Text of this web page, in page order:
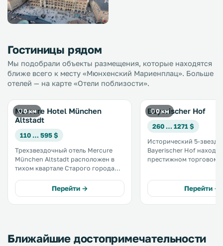
Гостиницы рядом
Мы подобрали объекты размещения, которые находятся
ближе всего к месту «Мюнхенский Мариенплац». Больше
отелей — на карте «Отели поблизости».
0 км
Mercure Hotel München
Altstadt
110 … 595 $
Трехзвездочный отель Mercure
München Altstadt расположен в
тихом квартале Старого города
ходьбы от знаменитой площади
Мариенплац. В
распоряжени гостей номера с
Перейти →
0 км
Bayerischer Hof
260 … 1271 $
Исторический 5-
Bayerischer Hof
престижном торговом
баров и эксклюзивный
бассейном на крыше. .
Перейти →
Ближайшие достопримечательности